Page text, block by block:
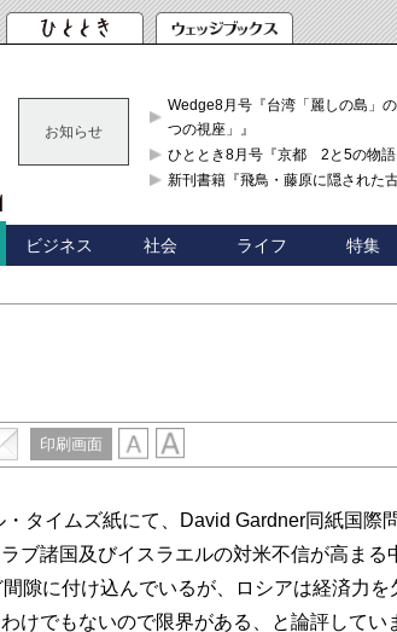
お知らせ
Wedge8月号『台湾「麗しの島」
つの視座」』
ひととき8月号『京都 2と5の物語
新刊書籍『飛鳥・藤原に隠された
ビジネス 社会 ライフ 特集
印刷画面
タイムズ紙にて、David Gardner同紙国際
ブ諸国及びイスラエルの対米不信が高まる
隙に付け込んでいるが、ロシアは経済力を
けでもないので限界がある、と論評してい